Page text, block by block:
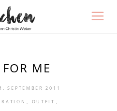
ME
SEPTEMBER 2011
, OUTFIT ,